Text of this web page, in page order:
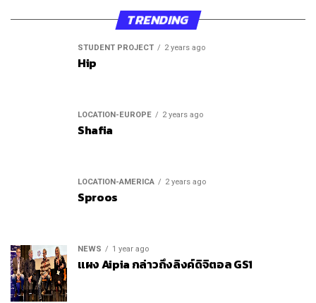
TRENDING
STUDENT PROJECT 2 years ago
Hip
LOCATION-EUROPE 2 years ago
Shafia
LOCATION-AMERICA 2 years ago
Sproos
NEWS 1 year ago
แผง Aipia กล่าวถึงลิงค์ดิจิตอล GS1